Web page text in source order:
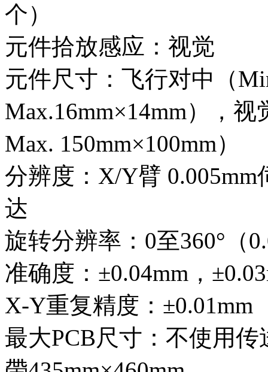
个）
元件拾放感应：视觉
元件尺寸：飞行对中（
Max.16mm×14mm），
Max. 150mm×100mm）
分辨度：X/Y臂
达
旋转分辨率：0至360°（
准确度：±0.04mm，
X-Y重复精度：±0.01mm
最大PCB尺寸：不使用传